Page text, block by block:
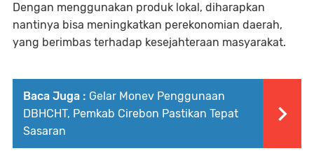
Dengan menggunakan produk lokal, diharapkan
nantinya bisa meningkatkan perekonomian daerah,
yang berimbas terhadap kesejahteraan masyarakat.
Baca Juga : Gelar Monev Penggunaan
DBHCHT, Pemkab Cirebon Pastikan Tepat
Sasaran